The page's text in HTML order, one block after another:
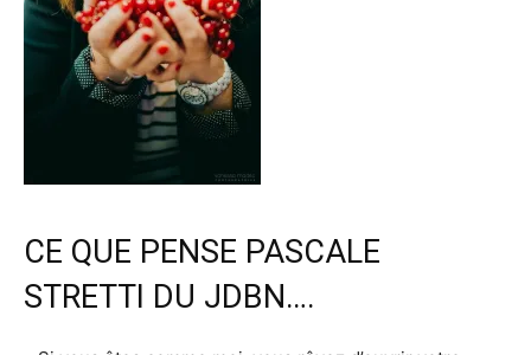
CE QUE PENSE PASCALE
STRETTI DU JDBN….